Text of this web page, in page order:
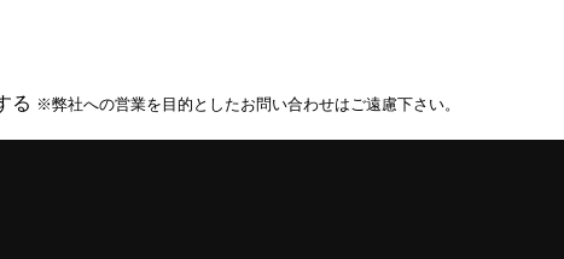
る ※弊社への営業を目的としたお問い合わせはご遠慮下さい。